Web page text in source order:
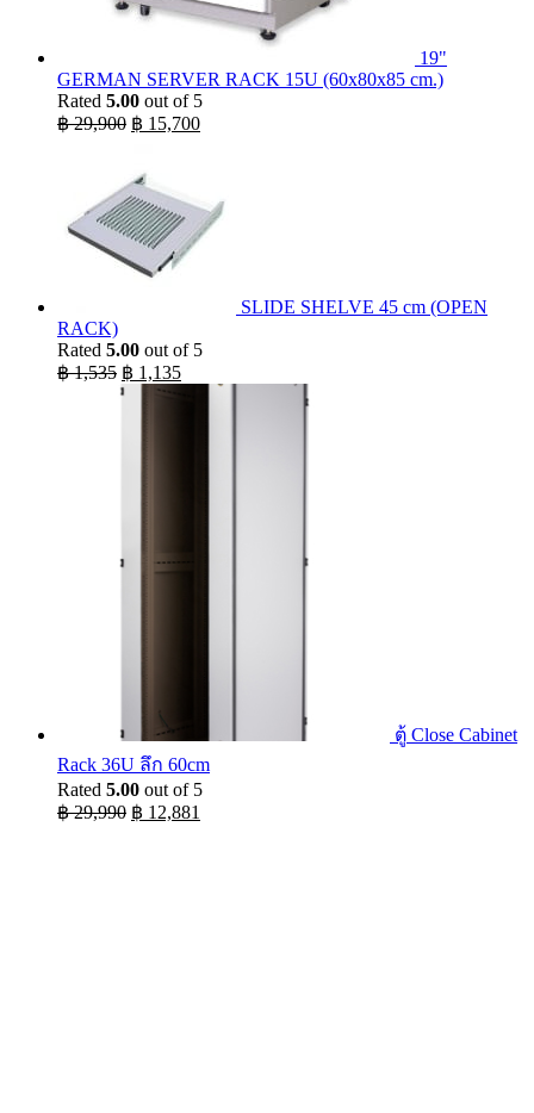
19"
GERMAN SERVER RACK 15U (60x80x85 cm.)
Rated 5.00 out of 5
฿29,900 Original
฿ 29,900.
฿ 15,700Current
SLIDE SHELVE 45 cm (OPEN
RACK)
Rated 5.00 out of 5
฿1,535 Original
price
฿ 1,135Current
ตู้ Close Cabinet
Rack 36U ลึก 60cm
Rated 5.00 out of 5
฿29,990 Original
฿ 12,881